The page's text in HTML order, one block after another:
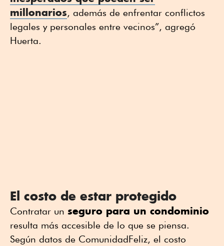
millonarios, además de enfrentar conflictos
legales y personales entre vecinos”, agregó
Huerta.
El costo de estar protegido
Contratar un seguro para un condominio
resulta más accesible de lo que se piensa.
Según datos de ComunidadFeliz, el costo